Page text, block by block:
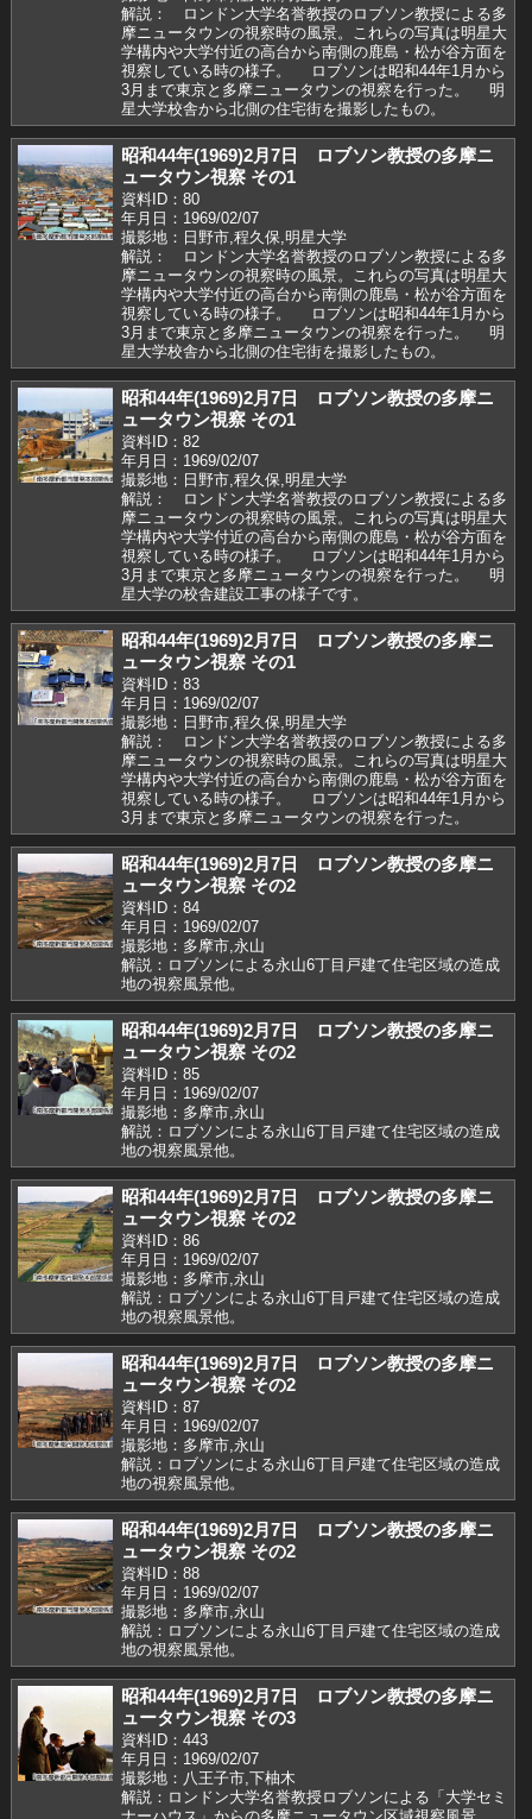
解説： ロンドン大学名誉教授のロブソン教授による多
摩ニュータウンの視察時の風景。これらの写真は明星大
学構内や大学付近の高台から南側の鹿島・松が谷方面を
視察している時の様子。 ロブソンは昭和44年1月から
3月まで東京と多摩ニュータウンの視察を行った。 明
星大学校舎から北側の住宅街を撮影したもの。
昭和44年(1969)2月7日 ロブソン教授の多摩ニ
ュータウン視察 その1
資料ID：80
年月日：1969/02/07
撮影地：日野市,程久保,明星大学
解説： ロンドン大学名誉教授のロブソン教授による多
摩ニュータウンの視察時の風景。これらの写真は明星大
学構内や大学付近の高台から南側の鹿島・松が谷方面を
視察している時の様子。 ロブソンは昭和44年1月から
3月まで東京と多摩ニュータウンの視察を行った。 明
星大学校舎から北側の住宅街を撮影したもの。
昭和44年(1969)2月7日 ロブソン教授の多摩ニ
ュータウン視察 その1
資料ID：82
年月日：1969/02/07
撮影地：日野市,程久保,明星大学
解説： ロンドン大学名誉教授のロブソン教授による多
摩ニュータウンの視察時の風景。これらの写真は明星大
学構内や大学付近の高台から南側の鹿島・松が谷方面を
視察している時の様子。 ロブソンは昭和44年1月から
3月まで東京と多摩ニュータウンの視察を行った。 明
星大学の校舎建設工事の様子です。
昭和44年(1969)2月7日 ロブソン教授の多摩ニ
ュータウン視察 その1
資料ID：83
年月日：1969/02/07
撮影地：日野市,程久保,明星大学
解説： ロンドン大学名誉教授のロブソン教授による多
摩ニュータウンの視察時の風景。これらの写真は明星大
学構内や大学付近の高台から南側の鹿島・松が谷方面を
視察している時の様子。 ロブソンは昭和44年1月から
3月まで東京と多摩ニュータウンの視察を行った。
昭和44年(1969)2月7日 ロブソン教授の多摩ニ
ュータウン視察 その2
資料ID：84
年月日：1969/02/07
撮影地：多摩市,永山
解説：ロブソンによる永山6丁目戸建て住宅区域の造成
地の視察風景他。
昭和44年(1969)2月7日 ロブソン教授の多摩ニ
ュータウン視察 その2
資料ID：85
年月日：1969/02/07
撮影地：多摩市,永山
解説：ロブソンによる永山6丁目戸建て住宅区域の造成
地の視察風景他。
昭和44年(1969)2月7日 ロブソン教授の多摩ニ
ュータウン視察 その2
資料ID：86
年月日：1969/02/07
撮影地：多摩市,永山
解説：ロブソンによる永山6丁目戸建て住宅区域の造成
地の視察風景他。
昭和44年(1969)2月7日 ロブソン教授の多摩ニ
ュータウン視察 その2
資料ID：87
年月日：1969/02/07
撮影地：多摩市,永山
解説：ロブソンによる永山6丁目戸建て住宅区域の造成
地の視察風景他。
昭和44年(1969)2月7日 ロブソン教授の多摩ニ
ュータウン視察 その2
資料ID：88
年月日：1969/02/07
撮影地：多摩市,永山
解説：ロブソンによる永山6丁目戸建て住宅区域の造成
地の視察風景他。
昭和44年(1969)2月7日 ロブソン教授の多摩ニ
ュータウン視察 その3
資料ID：443
年月日：1969/02/07
撮影地：八王子市,下柚木
解説：ロンドン大学名誉教授ロブソンによる「大学セミ